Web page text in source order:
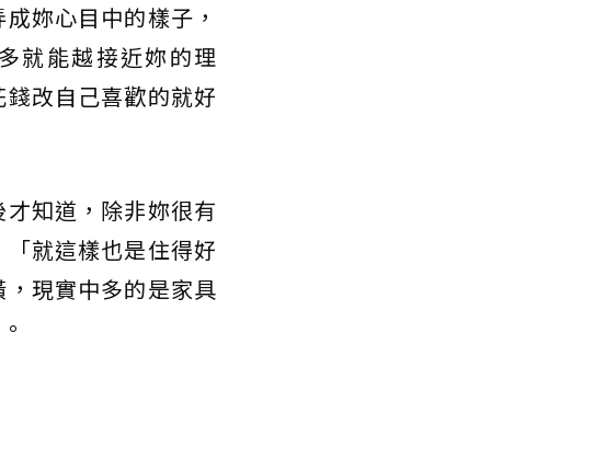
妳心目中的樣子，
就能越接近妳的理
改自己喜歡的就好
知道，除非妳很有
就這樣也是住得好
現實中多的是家具